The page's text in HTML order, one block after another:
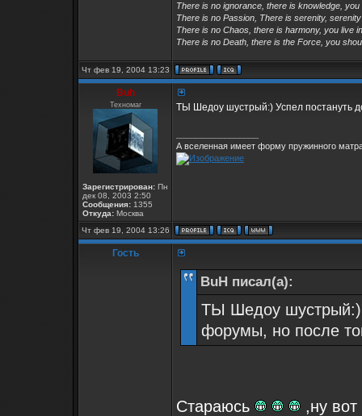
There is no ignorance, there is knowledge,
There is no Passion, There is serenity,
There is no Chaos, there is harmony, you live
There is no Death, there is the Force, you
Чт фев 19, 2004 13:23
Buh
Техномаг
Зарегистрирован: Пн
дек 08, 2003 2:50
Сообщения: 1355
Откуда: Москва
ТЫ Шедоу шустрый:) Успел постануть
А вселенная имеет форму пружинного
Чт фев 19, 2004 13:26
Гость
BuH писал(а):
ТЫ Шедоу шустрый:)
форумы, но после
Стараюсь ,ну